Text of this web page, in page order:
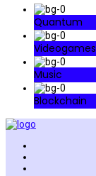
Quantum
Videogames
Music
Blockchain